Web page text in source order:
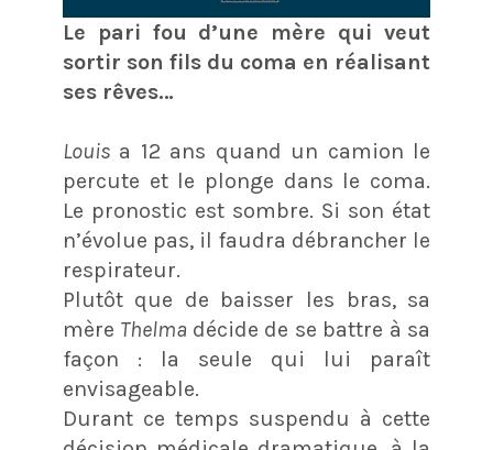
Le pari fou d’une mère qui veut
sortir son fils du coma en réalisant
ses rêves…
Louisa 12 ans quand un camion le
percute et le plonge dans le coma.
Le pronostic est sombre. Si son état
n’évolue pas, il faudra débrancher le
respirateur.
Plutôt que de baisser les bras, sa
mère Thelma décide de se battre à sa
façon : la seule qui lui paraît
envisageable.
Durant ce temps suspendu à cette